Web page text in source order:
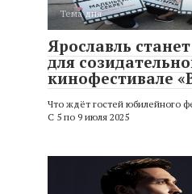
Тема дня
Ярославль
для
кинофестивале
Что ждёт гостей юбилейного
С 5 по 9 июля 2025